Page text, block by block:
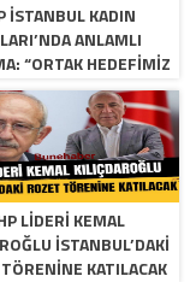
İSTANBUL KADIN
ANLAMLI
“ORTAK HEDEFIMIZ
VE EŞITLIK”
LIDERI KEMAL
İSTANBUL’DAKI
KATILACAK